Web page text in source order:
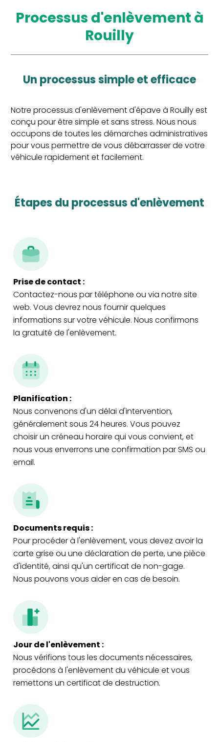
Processus d'enlèvement à
Rouilly
Un processus simple et efficace
Notre processus d'enlèvement d'épave à Rouilly est
conçu pour être simple et sans stress. Nous nous
occupons de toutes les démarches administratives
pour vous permettre de vous débarrasser de votre
véhicule rapidement et facilement.
Étapes du processus d'enlèvement
Prise de contact :
Contactez-nous par téléphone ou via notre site
web. Vous devrez nous fournir quelques
informations sur votre véhicule. Nous confirmons
la gratuité de l'enlèvement.
Planification :
Nous convenons d'un délai d'intervention,
généralement sous 24 heures. Vous pouvez
choisir un créneau horaire qui vous convient, et
nous vous enverrons une confirmation par SMS ou
email.
Documents requis :
Pour procéder à l'enlèvement, vous devez avoir la
carte grise ou une déclaration de perte, une pièce
d'identité, ainsi qu'un certificat de non-gage.
Nous pouvons vous aider en cas de besoin.
Jour de l'enlèvement :
Nous vérifions tous les documents nécessaires,
procédons à l'enlèvement du véhicule et vous
remettons un certificat de destruction.